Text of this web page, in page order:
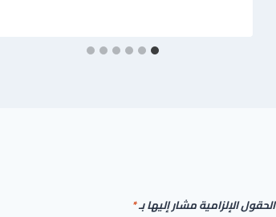
الحقول الإلزامية مشار إليها بـ*